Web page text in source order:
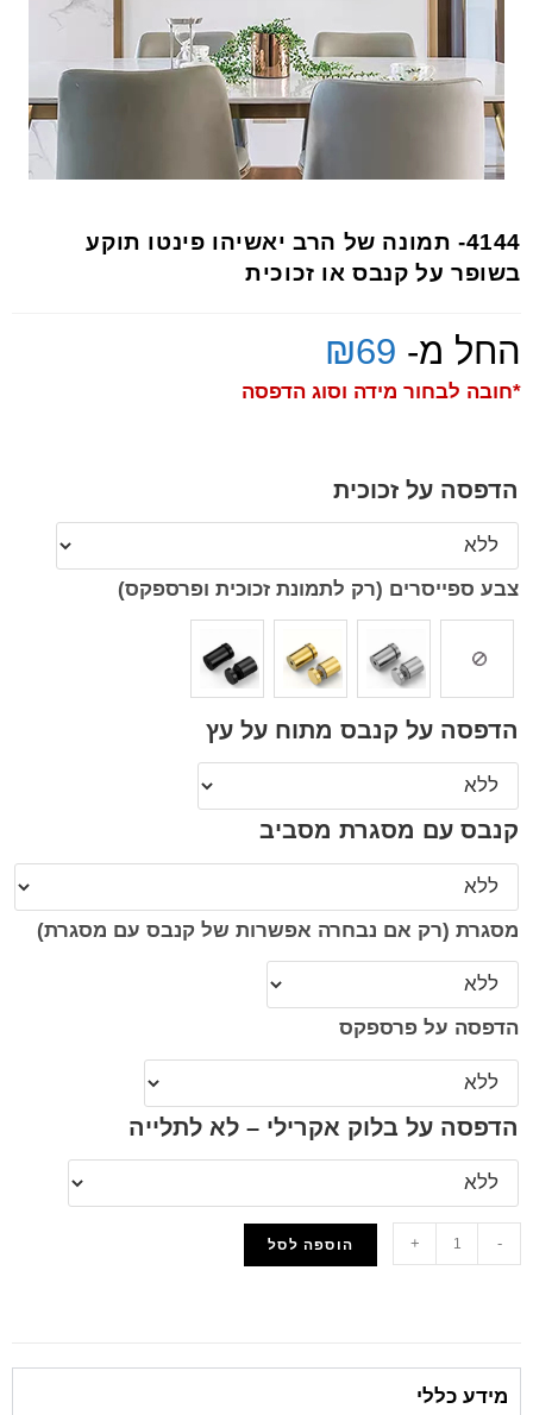
4144- תמונה של הרב יאשיהו פינטו תוקע
בשופר על קנבס או זכוכית
החל מ- ₪69
*חובה לבחור מידה וסוג הדפסה
הדפסה על זכוכית
צבע ספייסרים (רק לתמונת זכוכית ופרספקס)
הדפסה על קנבס מתוח על עץ
קנבס עם מסגרת מסביב
מסגרת (רק אם נבחרה אפשרות של קנבס עם מסגרת)
הדפסה על פרספקס
הדפסה על בלוק אקרילי – לא לתלייה
-
+ הוספה לסל
מידע כללי